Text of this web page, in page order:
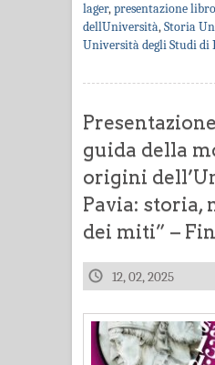
lager,presentazione libro
dellUniversità,Storia
Università degli Studi di
guida della
origini
Pavia: storia,
dei miti” –
12, 02, 2025